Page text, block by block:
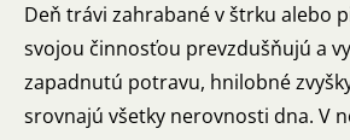
Deň trávi zahrabané v štrku alebo
svojou činnosťou prevzdušňujú a
zapadnutú potravu, hnilobné
srovnajú všetky nerovnosti dna. V